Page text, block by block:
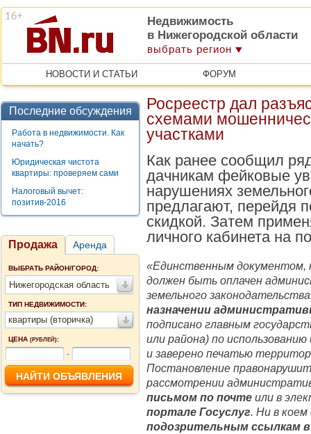
Недвижимость
в Нижегородской области
выбрать регион
НОВОСТИ И СТАТЬИ ФОРУМ
Последние обсуждения
Работа в недвижимости. Как
начать?
Юридическая чистота
квартиры: проверяем сами
Налоговый вычет:
позитив-2016
Продажа Аренда
ВЫБРАТЬ РАЙОН/ГОРОД:
Нижегородская область
ТИП НЕДВИЖИМОСТИ:
квартиры (вторичка)
ЦЕНА (РУБЛЕЙ):
-
Росреестр дал
схемами
участками
Как ранее сообщил
дачникам фейковые
нарушениях
предлагают, перейдя
скидкой. Затем
личного кабинета на
«Единственным документом,
должен быть оплачен
земельного
назначении
подписано главным
или района) по
и заверено печатью
Постановление
рассмотрении
письмом по почте или в
портале Госуслуг. Ни в коем
подозрительным ссылкам в